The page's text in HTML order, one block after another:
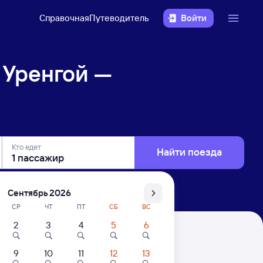
СправочнаяПутеводитель Войти
—
Кто едет Найти поезда
Пасс.
Сентябрь 2026
СР ЧТ ПТ СБ ВС
2 3 4 5 6
9 10 11 12 13